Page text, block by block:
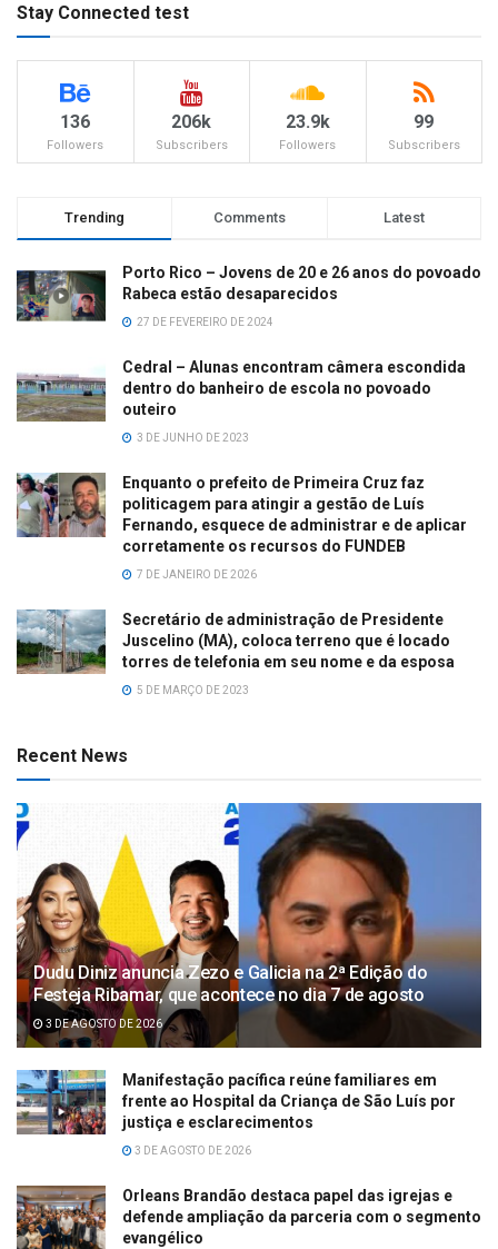
Stay Connected test
136
Followers
206k
Subscribers
23.9k
Followers
99
Subscribers
Trending Comments Latest
Porto Rico – Jovens de 20 e 26 anos do povoado
Rabeca estão desaparecidos
27 DE FEVEREIRO DE 2024
Cedral – Alunas encontram câmera escondida
dentro do banheiro de escola no povoado
outeiro
3 DE JUNHO DE 2023
Enquanto o prefeito de Primeira Cruz faz
politicagem para atingir a gestão de Luís
Fernando, esquece de administrar e de aplicar
corretamente os recursos do FUNDEB
7 DE JANEIRO DE 2026
Secretário de administração de Presidente
Juscelino (MA), coloca terreno que é locado
torres de telefonia em seu nome e da esposa
5 DE MARÇO DE 2023
Recent News
Dudu Diniz anuncia Zezo e Galicia na 2ª Edição do
Festeja Ribamar, que acontece no dia 7 de agosto
3 DE AGOSTO DE 2026
Manifestação pacífica reúne familiares em
frente ao Hospital da Criança de São Luís por
justiça e esclarecimentos
3 DE AGOSTO DE 2026
Orleans Brandão destaca papel das igrejas e
defende ampliação da parceria com o segmento
evangélico